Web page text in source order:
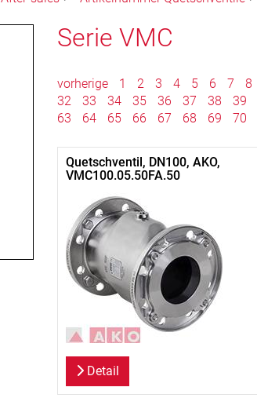
Serie VMC
vorherige 1 2 3 4 5 6 7 8
32
33 34 35 36 37 38 39
63
64 65 66 67 68 69 70
Quetschventil, DN100, AKO,
VMC100.05.50FA.50
Detail